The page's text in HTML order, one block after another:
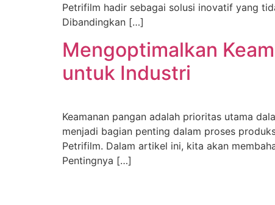
Petrifilm hadir sebagai solusi inovatif yang
Dibandingkan […]
Mengoptimalkan
untuk Industri
Keamanan pangan adalah prioritas utama
menjadi bagian penting dalam proses
Petrifilm. Dalam artikel ini, kita akan
Pentingnya […]